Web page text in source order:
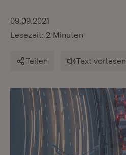
09.09.2021
Lesezeit: 2 Minuten
Teilen Text vorlesen